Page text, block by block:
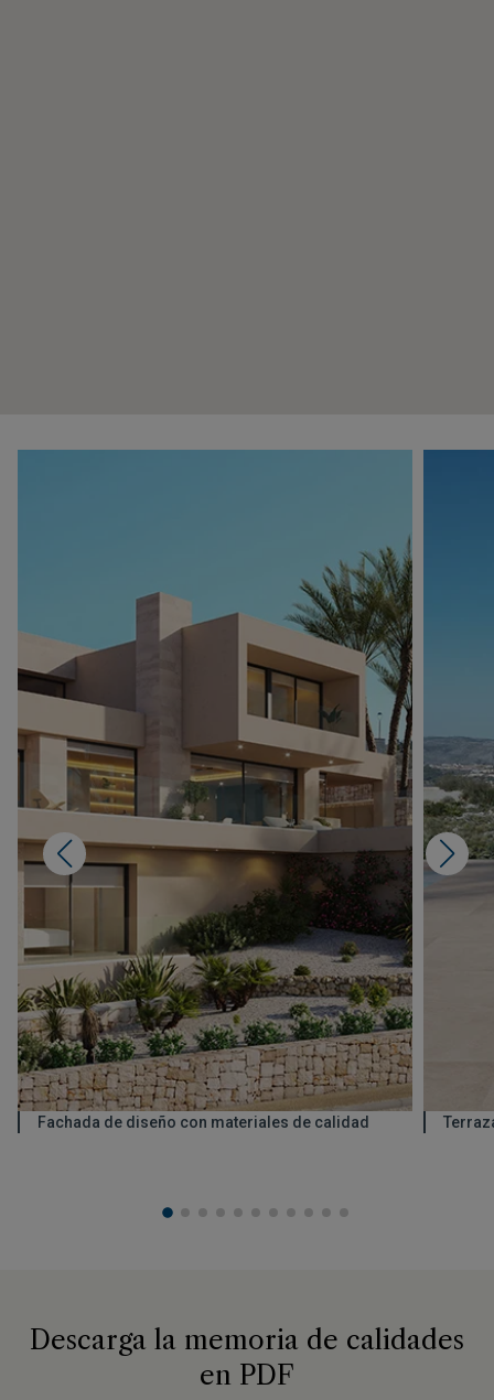
Fachada de diseño con materiales de calidad
Descarga la memoria de calidades
en PDF